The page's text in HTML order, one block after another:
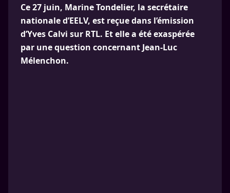
Ce 27 juin, Marine Tondelier, la secrétaire
nationale d’EELV, est reçue dans l’émission
d’Yves Calvi sur RTL. Et elle a été exaspérée
par une question concernant Jean-Luc
Mélenchon.